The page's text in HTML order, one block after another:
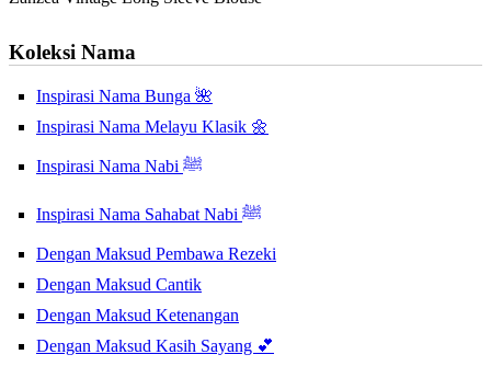
Koleksi Nama
Inspirasi Nama Bunga 🌺
Inspirasi Nama Melayu Klasik 🌼
Inspirasi Nama Nabi ﷺ
Inspirasi Nama Sahabat Nabi ﷺ
Dengan Maksud Pembawa Rezeki
Dengan Maksud Cantik
Dengan Maksud Ketenangan
Dengan Maksud Kasih Sayang 💕